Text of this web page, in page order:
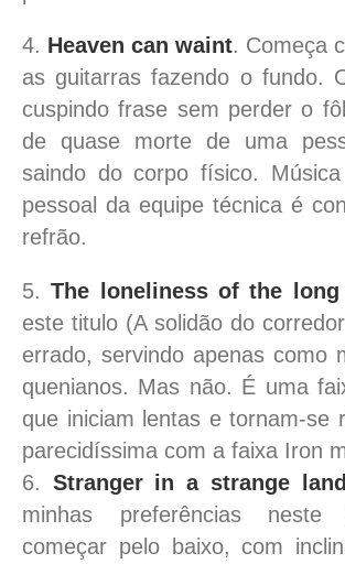
4. Heaven can waint. Começa
as guitarras fazendo o fundo.
cuspindo frase sem perder o
de quase morte de uma
saindo do corpo físico.
pessoal da equipe técnica é
refrão.
5.The loneliness of the
este titulo (A solidão do
errado, servindo apenas como
quenianos. Mas não. É uma
que iniciam lentas e tornam-se
parecidíssima com a faixa Iron
6. Stranger in a strange land
minhas preferências
começar pelo baixo, com